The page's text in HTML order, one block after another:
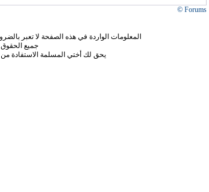
Forums ©
المعلومات الواردة في هذه الصفحة لا تعبر
جميع
يحق لك أختي المسلمة الاستفادة